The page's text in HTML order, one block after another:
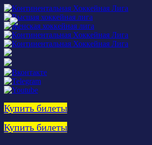
Купить билеты
Купить билеты